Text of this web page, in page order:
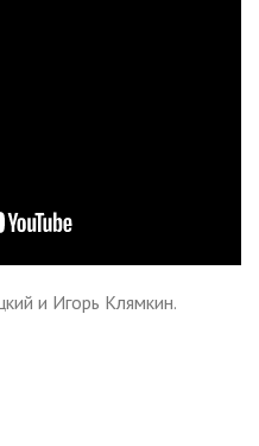
и Игорь Клямкин.